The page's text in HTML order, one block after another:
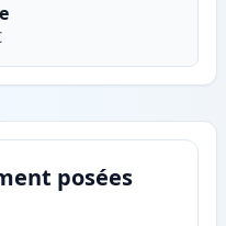
posées